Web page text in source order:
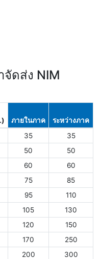
จัดส่ง NIM
ภายในภาค
ระหว่างภาค
35
35
50
50
60
60
75
85
95
110
105
130
120
150
170
250
200
300